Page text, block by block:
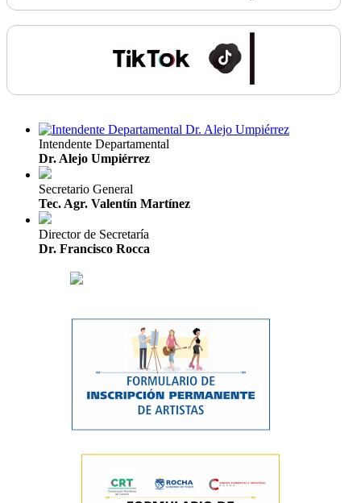
Intendente Departamental
Dr. Alejo Umpiérrez
Secretario General
Tec. Agr. Valentín Martínez
Director de Secretaría
Dr. Francisco Rocca